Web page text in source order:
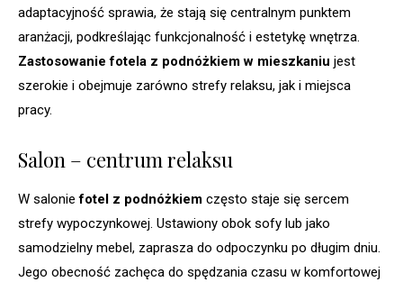
adaptacyjność sprawia, że stają się centralnym punktem
aranżacji, podkreślając funkcjonalność i estetykę wnętrza.
Zastosowanie fotela z podnóżkiem w mieszkaniu jest
szerokie i obejmuje zarówno strefy relaksu, jak i miejsca
pracy.
Salon – centrum relaksu
W saloniefotel z podnóżkiem często staje się sercem
strefy wypoczynkowej. Ustawiony obok sofy lub jako
samodzielny mebel, zaprasza do odpoczynku po długim dniu.
Jego obecność zachęca do spędzania czasu w komfortowej